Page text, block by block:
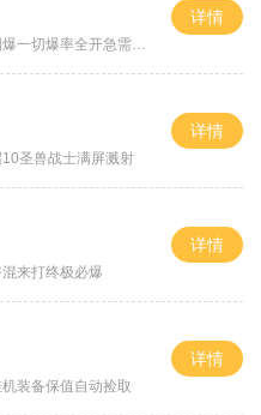
切爆率全开急需材料
详情
圣兽战士满屏溅射
详情
来打终极必爆
详情
装备保值自动捡取
详情